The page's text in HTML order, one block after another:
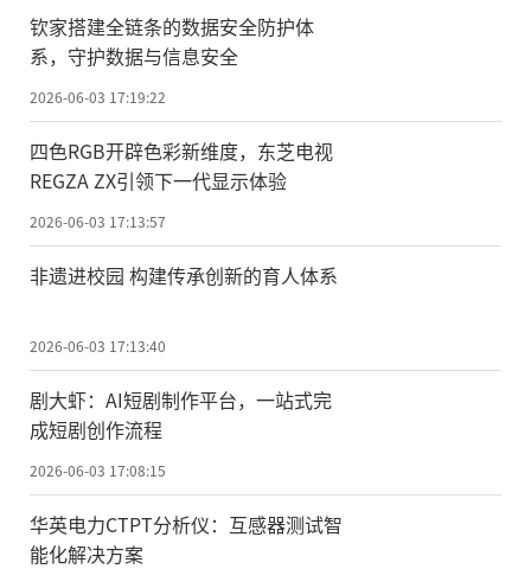
钦家搭建全链条的数据安全防护体
系，守护数据与信息安全
2026-06-03 17:19:22
四色RGB开辟色彩新维度，东芝电视
REGZA ZX引领下一代显示体验
2026-06-03 17:13:57
非遗进校园 构建传承创新的育人体系
2026-06-03 17:13:40
剧大虾：AI短剧制作平台，一站式完
成短剧创作流程
2026-06-03 17:08:15
华英电力CTPT分析仪：互感器测试智
能化解决方案